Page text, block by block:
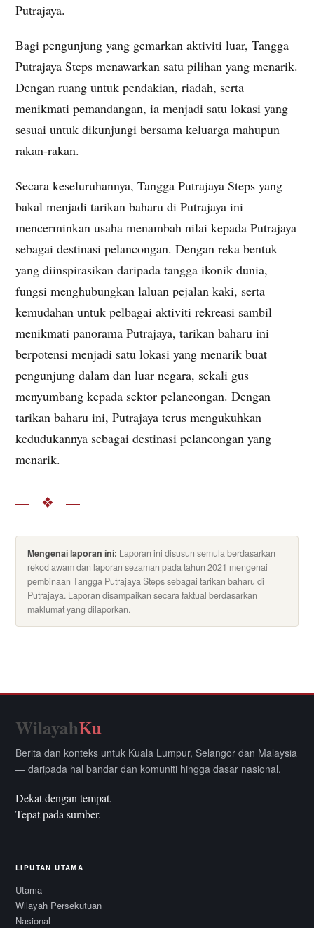
Putrajaya.
Bagi pengunjung yang gemarkan aktiviti luar, Tangga
Putrajaya Steps menawarkan satu pilihan yang menarik.
Dengan ruang untuk pendakian, riadah, serta
menikmati pemandangan, ia menjadi satu lokasi yang
sesuai untuk dikunjungi bersama keluarga mahupun
rakan-rakan.
Secara keseluruhannya, Tangga Putrajaya Steps yang
bakal menjadi tarikan baharu di Putrajaya ini
mencerminkan usaha menambah nilai kepada Putrajaya
sebagai destinasi pelancongan. Dengan reka bentuk
yang diinspirasikan daripada tangga ikonik dunia,
fungsi menghubungkan laluan pejalan kaki, serta
kemudahan untuk pelbagai aktiviti rekreasi sambil
menikmati panorama Putrajaya, tarikan baharu ini
berpotensi menjadi satu lokasi yang menarik buat
pengunjung dalam dan luar negara, sekali gus
menyumbang kepada sektor pelancongan. Dengan
tarikan baharu ini, Putrajaya terus mengukuhkan
kedudukannya sebagai destinasi pelancongan yang
menarik.
— ❖ —
Mengenai laporan ini: Laporan ini disusun semula berdasarkan
rekod awam dan laporan sezaman pada tahun 2021 mengenai
pembinaan Tangga Putrajaya Steps sebagai tarikan baharu di
Putrajaya. Laporan disampaikan secara faktual berdasarkan
maklumat yang dilaporkan.
WilayahKu
Berita dan konteks untuk Kuala Lumpur, Selangor dan Malaysia
— daripada hal bandar dan komuniti hingga dasar nasional.
Dekat dengan tempat.
Tepat pada sumber.
LIPUTAN UTAMA
Utama
Wilayah Persekutuan
Nasional